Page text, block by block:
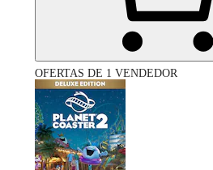
OFERTAS DE 1 VENDEDOR